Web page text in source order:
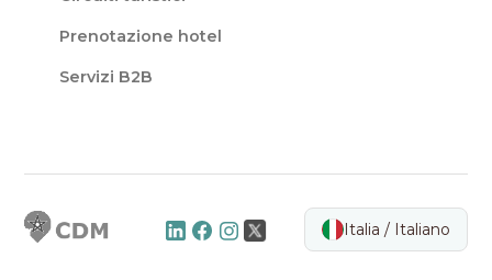
Prenotazione hotel
Servizi B2B
Italia / Italiano